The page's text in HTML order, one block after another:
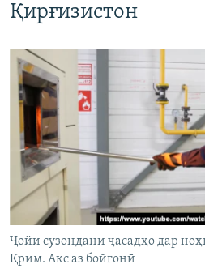
Қирғизистон
Ҷойи сӯзондани ҷасадҳо дар
Қрим. Акс аз бойгонӣ